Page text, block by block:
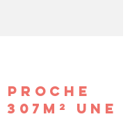
UNE